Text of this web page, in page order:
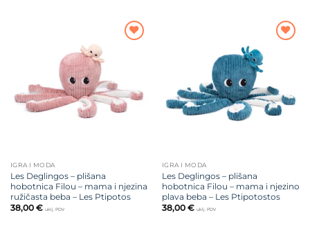
IGRA I MODA
Les Deglingos – plišana
hobotnica Filou – mama i njezina
ružičasta beba – Les Ptipotos
38,00 € uklj. PDV
IGRA I MODA
Les Deglingos – plišana
hobotnica Filou – mama i njezino
plava beba – Les Ptipotostos
38,00 € uklj. PDV